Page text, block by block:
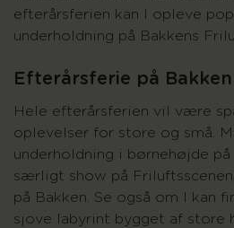
efterårsferien kan I opleve
underholdning på Bakkens
Efterårsferie på Bakken
Hele efterårsferien vil være
oplevelser for store og små.
underholdning i børnehøjde
særligt show på
på Bakken. Se også om I kan
sjove labyrint bygget af store